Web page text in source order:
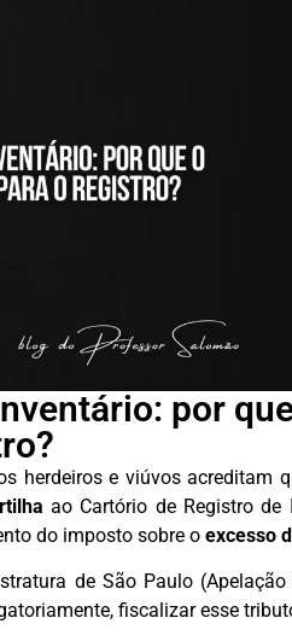
por
herdeiros e viúvos acreditam
ao Cartório de Registro
do imposto sobre o excesso
de São Paulo
fiscalizar esse